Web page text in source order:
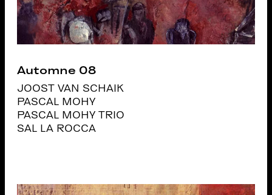
Automne 08
JOOST VAN SCHAIK
PASCAL MOHY
PASCAL MOHY TRIO
SAL LA ROCCA